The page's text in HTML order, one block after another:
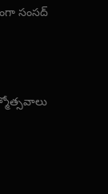
సంసద్